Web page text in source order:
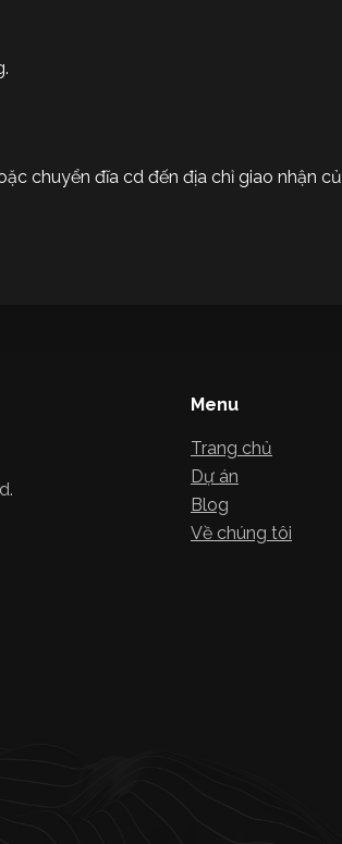
chuyển đĩa cd đến địa chỉ giao nhận
Menu
Trang chủ
Dự án
Blog
Về chúng tôi